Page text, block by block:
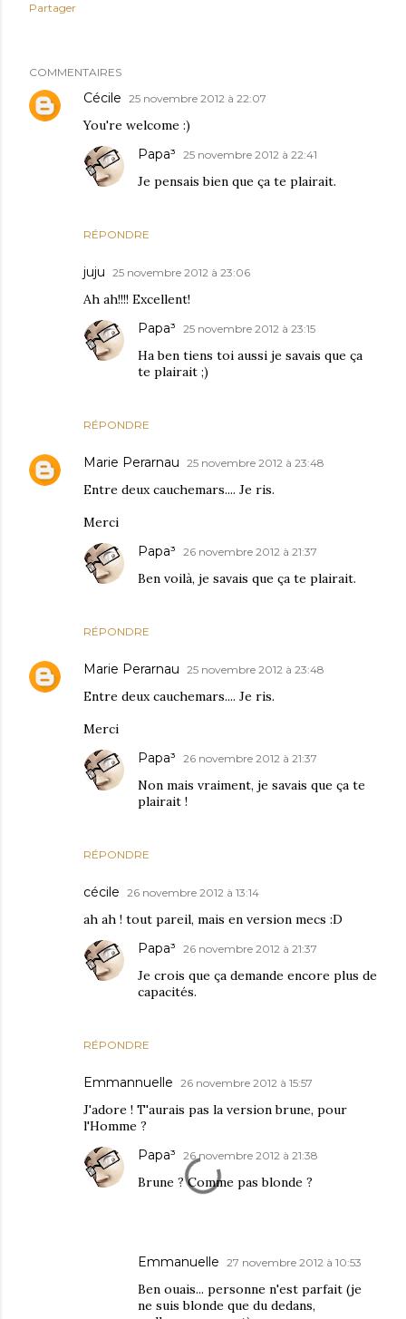
Partager
COMMENTAIRES
Cécile 25 novembre 2012 à 22:07
You're welcome :)
RÉPONDRE
Papa³ 25 novembre 2012 à 22:41
Je pensais bien que ça te plairait.
juju 25 novembre 2012 à 23:06
Ah ah!!!! Excellent!
RÉPONDRE
Papa³ 25 novembre 2012 à 23:15
Ha ben tiens toi aussi je savais que ça
te plairait ;)
Marie Perarnau 25 novembre 2012 à 23:48
Entre deux cauchemars.... Je ris.
Merci
RÉPONDRE
Papa³ 26 novembre 2012 à 21:37
Ben voilà, je savais que ça te plairait.
Marie Perarnau 25 novembre 2012 à 23:48
Entre deux cauchemars.... Je ris.
Merci
RÉPONDRE
Papa³ 26 novembre 2012 à 21:37
Non mais vraiment, je savais que ça te
plairait !
cécile 26 novembre 2012 à 13:14
ah ah ! tout pareil, mais en version mecs :D
RÉPONDRE
Papa³ 26 novembre 2012 à 21:37
Je crois que ça demande encore plus de
capacités.
Emmannuelle 26 novembre 2012 à 15:57
J'adore ! T'aurais pas la version brune, pour
l'Homme ?
Papa³ 26 novembre 2012 à 21:38
Brune ? Comme pas blonde ?
Emmanuelle 27 novembre 2012 à 10:53
Ben ouais... personne n'est parfait (je
ne suis blonde que du dedans,